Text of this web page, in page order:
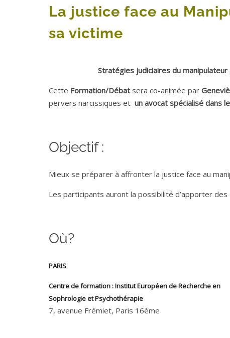
La justice face au
sa victime
Stratégies judiciaires du
Cette Formation/Débat sera co-animée par
pervers narcissiques et un avocat spécialisé dans
Objectif :
Mieux se préparer à affronter la justice face au
Les participants auront la possibilité d’apporter
Où?
PARIS
Centre de formation : Institut Européen de Recherche en
Sophrologie et Psychothérapie
7, avenue Frémiet, Paris 16ème